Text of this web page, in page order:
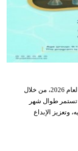
تواصل هيئة الشارقة للمتاحف تنفيذ برنامجها الصيفي لعام 2026، من خلال
تستمر طوال شهر
الإبداع